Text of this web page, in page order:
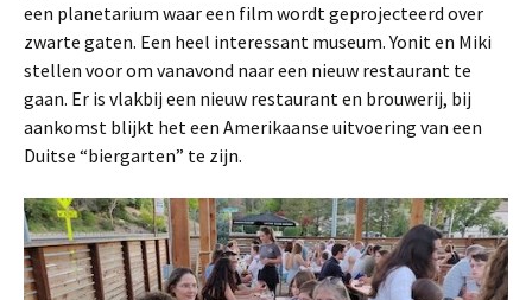
een planetarium waar een film wordt geprojecteerd over
zwarte gaten. Een heel interessant museum. Yonit en Miki
stellen voor om vanavond naar een nieuw restaurant te
gaan. Er is vlakbij een nieuw restaurant en brouwerij, bij
aankomst blijkt het een Amerikaanse uitvoering van een
Duitse “biergarten” te zijn.